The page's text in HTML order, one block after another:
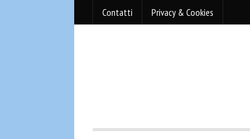
Contatti Privacy & Cookies